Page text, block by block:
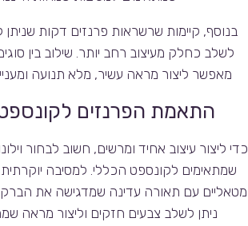
בנוסף, קיימות שרשראות פרנזים דקות
לשלב כחלק מעיצוב רחב יותר. שילוב בין
מאפשר ליצור מראה עשיר, מלא תנועה
התאמת הפרנזים
כדי ליצור עיצוב אחיד ומרשים, חשוב לבחור
שמתאימים לקונספט הכללי. למסיבה יוקרתית
מטאליים עם תאורה עדינה שמדגישה את
ניתן לשלב צבעים חזקים וליצור מראה